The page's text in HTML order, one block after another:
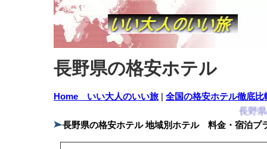
長野県の格安ホテル
Home いい大人のいい旅 | 全国の格安ホテル徹底比
長野県
長野県の格安ホテル 地域別ホテル 料金・宿泊プ